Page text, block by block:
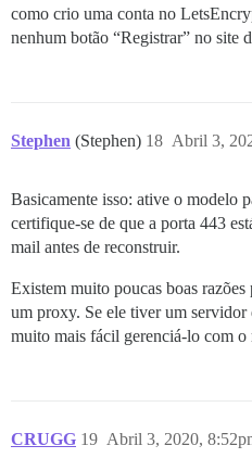
como crio uma conta no
nenhum botão “Registrar” no site
Stephen (Stephen) Abril 3,
18
Basicamente isso: ative o modelo
certifique-se de que a porta 443
mail antes de reconstruir.
Existem muito poucas boas
um proxy. Se ele tiver um
muito mais fácil gerenciá-lo com o
CRUGG Abril 3, 2020,
19